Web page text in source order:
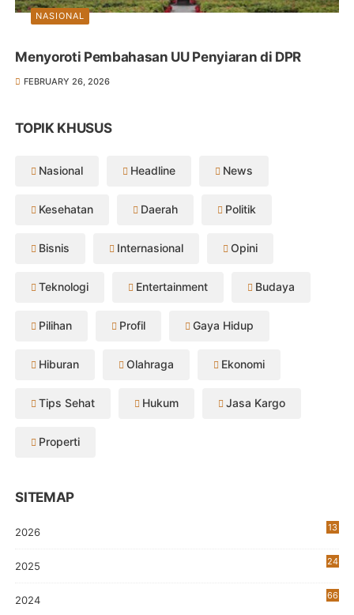
NASIONAL
Menyoroti Pembahasan UU Penyiaran di DPR
FEBRUARY 26, 2026
TOPIK KHUSUS
Nasional Headline News
Kesehatan Daerah Politik
Bisnis Internasional Opini
Teknologi Entertainment Budaya
Pilihan Profil Gaya Hidup
Hiburan Olahraga Ekonomi
Tips Sehat Hukum Jasa Kargo
Properti
SITEMAP
2026 13
2025 24
2024 66